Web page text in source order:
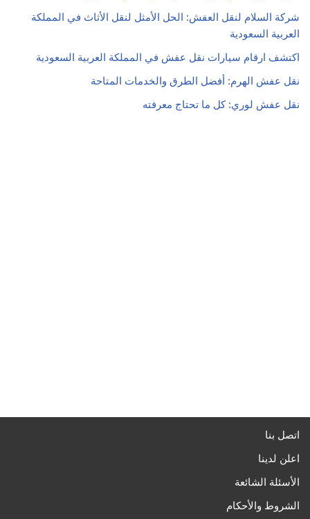
شركة السلام لنقل العفش: الحل الأمثل لنقل الأثاث في المملكة
العربية السعودية
اكتشف ارقام سيارات نقل عفش في المملكة العربية السعودية
نقل عفش الهرم: أفضل الطرق والخدمات المتاحة
نقل عفش لوري: كل ما تحتاج معرفته
اتصل بنا
اعلن لدينا
الأسئلة الشائعة
الشروط والأحكام